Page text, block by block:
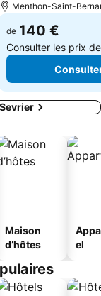
- Savoie
Menthon-Saint-
de 140 €
Consulter les prix
Maison
d’hôtes
el